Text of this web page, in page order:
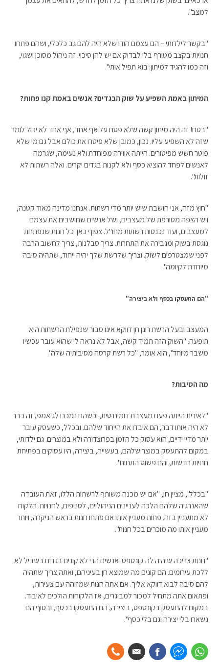
למצב".
"בקשר לילדותי – הם עצמם הודו שלא היה להם גב כלכלי, ושהם פתחו
חנויות בקצב מטורף בלי לבדוק אם יש להן סיכוי. זה ניהול מסוכן ושגוי,
וזה כמו להגיד למיתון: בוא תפיל אותי".
המיתון באמת השפיע על שוק הבגדים? אנשים באמת קנו פחות?
"בטח! זה היה מיתון קשה שלא פסח על אף אחד, אף אחד לא יכול לומר
שזה לא השפיע עליו. נכון, כמובן שלא פיטרו את כולם אבל גם מי שלא
פוטר חשש מפיטורים. הייתה אווירה מפוחדת ולא נעימה, שגרמה
לאנשים לפחד להוציא כסף ולא לקנות בגדים יקרים. ואלה רשתות לא
זולות".
"חוץ מזה, אני חושבת שיש יותר מדי רשתות. אנחנו מדינה מאוד קטנה,
ויש הצפה מטורפת של מעצבים, ושל אנשים שחושבים את עצמם
למעצבים, ועוד נכנסות רשתות מחו"ל. צפוף כאן. כל חנות שנפתחת
נוגסת בשוק ומגבירה את התחרות. צריך סבלנות, צריך לחשוב הרבה
לפני שמצטרפים לשוק. וצריך שלרשת שלך יהיה ייחוד, שתהיה סיבה
מיוחדת לקיומה".
"הם התעסקו בכסף ולא ביצירה"
המעצב ובעל הרשת רונן חן דווקא אינו סבור שנפילת הרשתות היא
תופעה. "השוק הזה תמיד קשה, אבל לא נראה לי שהוא עובר עכשיו
משבר מיוחד", הוא אומר, "כל רשת קרסה מסיבותיה שלה".
מה הסיבות?
"לאירית הייתה פעם מעצבת דומיננטית, וכשהם נמכרו לג'אמפ, זה כבר
לא היה אותו דבר, הם איבדו את הייחוד שלהם. ובכלל, כשעסק עובר
יותר מדיי ידיים, הוא עסוק כל הזמן בפרוצדורה ולא במוצרים. גם ילדותי,
במקום להתעסק במוצר שלהם, בעשייה, ביצירה, היו עסוקים בפתיחת
חנויות חדשות, והם פשוט התנוונו".
"בכלל", מציין חן, "אם יש מכנה משותף לרשתות הללו, זאת העובדה
שהאנרגיה שלהם הלכה לעניינים הניהוליים, לסניפים, לחנויות. הלקוח
לא מתעניין בזה. פחות מעניין אותו אם פתחו חנות בראש הניקרה, ויותר
מעניין אותו מה מוכרים בכל חנות".
"חנות צריכה שיהיה לה קונספט. אנשים הרי לא קונים בגדים בשביל לא
ללכת עירומים. הם קונים מה שמוצא חן בעיניהם, ואתה צריך שתהיה
להם סיבה לבוא דווקא אליך. אם אתה חנות שמזוהה עם צעירות,
ופתאום אתה מתחיל למכור למבוגרים, אז הלקוחות הולכים לאיבוד.
במקום להתעסק בקונספט, ביצירה, הם התעסקו בכסף, ובסוף הם
נשארו בלי יצירה וגם בלי כסף".